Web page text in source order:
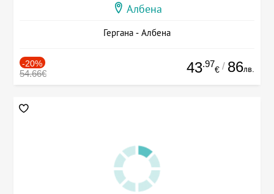
Албена
Гергана - Албена
-20%
54.66€ 43.97
€ / 86лв.